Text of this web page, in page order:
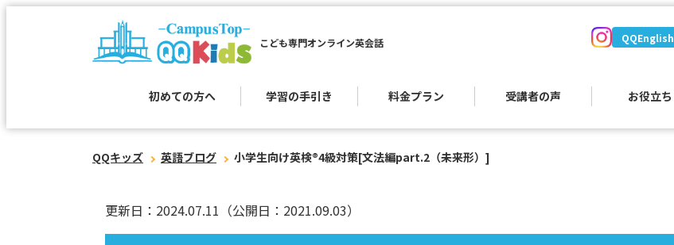
こども専門オンライン英会話
初めての方へ 学習の手引き 料金プラン 受講者の声 お役立ち
QQEnglish
QQキッズ 英語ブログ 小学生向け英検®︎4級対策[文法編part.2（未来形）]
更新日：2024.07.11 （公開日：2021.09.03）